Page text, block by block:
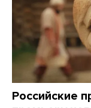
Российские